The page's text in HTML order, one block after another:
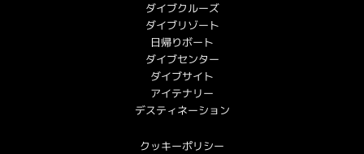
ダイブクルーズ
ダイブリゾート
日帰りボート
ダイブセンター
ダイブサイト
アイテナリー
デスティネーション
クッキーポリシー